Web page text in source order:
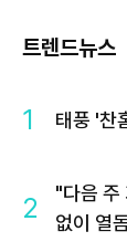
트렌드뉴스
1 태풍 '찬
2
"다음 주
없이 열